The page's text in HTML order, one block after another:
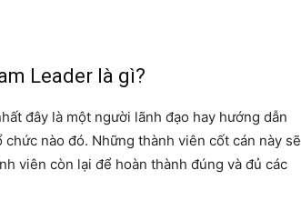
Leader là gì?
đây là một người lãnh đạo hay hướng dẫn
nào đó. Những thành viên cốt cán này sẽ
viên còn lại để hoàn thành đúng và đủ các